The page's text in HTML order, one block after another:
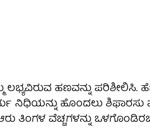
ಹಣವನ್ನು ಪರಿಶೀಲಿಸಿ.
ನಿಧಿಯನ್ನು ಹೊಂದಲು ಶಿಫಾರಸು
ತಿಂಗಳ ವೆಚ್ಚಗಳನ್ನು